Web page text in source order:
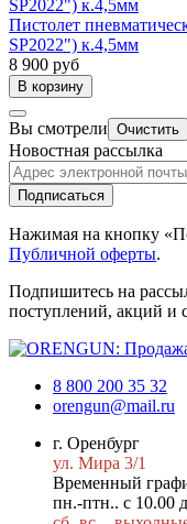
Пистолет
SP2022") к.4,5мм
8 900 руб
В корзину
Вы смотрели Очистить
Новостная рассылка
Подписаться
Нажимая на кнопку
Публичной оферты.
Подпишитесь на
поступлений, акций и
8 800 200 35 32
orengun@mail.ru
г. Оренбург
ул. Мира 3/1
Временный
пн.-птн.. с 10.00